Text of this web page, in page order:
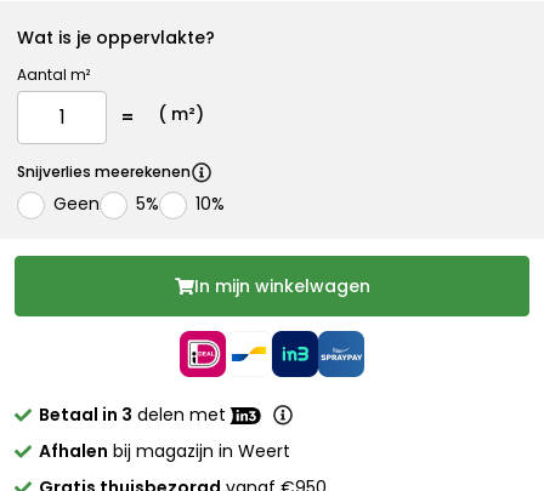
Wat is je oppervlakte?
Aantal m²
( m²)
Snijverlies meerekenen
Geen 5% 10%
In mijn winkelwagen
Betaal in 3 delen met
Afhalen bij magazijn in Weert